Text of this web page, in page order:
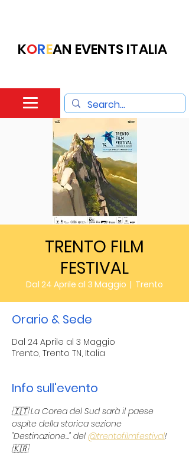
KOREAN EVENTS ITALIA
TRENTO FILM
FESTIVAL
Dal 24 Aprile al 3 Maggio
  |
Trento
Orario & Sede
Dal 24 Aprile al 3 Maggio
Trento, Trento TN, Italia
Info sull'evento
🇮🇹 La Corea del Sud sarà il paese
ospite della storica sezione
"Destinazione…" del @trentofilmfestival!
🇰🇷